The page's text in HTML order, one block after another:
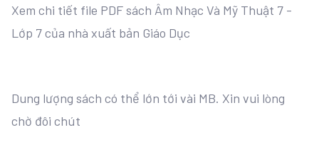
Xem chi tiết file PDF sách Âm Nhạc Và Mỹ Thuật 7 -
Lớp 7 của nhà xuất bản Giáo Dục
Dung lượng sách có thể lớn tới vài MB. Xin vui lòng
chờ đôi chút